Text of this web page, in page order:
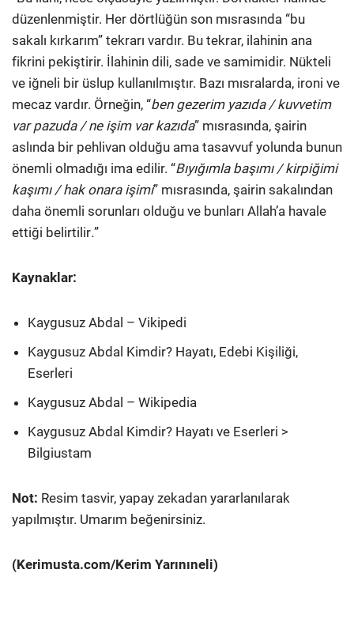
düzenlenmiştir. Her dörtlüğün son mısrasında “bu
sakalı kırkarım” tekrarı vardır. Bu tekrar, ilahinin ana
fikrini pekiştirir. İlahinin dili, sade ve samimidir. Nükteli
ve iğneli bir üslup kullanılmıştır. Bazı mısralarda, ironi ve
mecaz vardır. Örneğin, “ben gezerim yazıda / kuvvetim
var pazuda / ne işim var kazıda” mısrasında, şairin
aslında bir pehlivan olduğu ama tasavvuf yolunda bunun
önemli olmadığı ima edilir. “Bıyığımla başımı / kirpiğimi
kaşımı / hak onara işimi” mısrasında, şairin sakalından
daha önemli sorunları olduğu ve bunları Allah’a havale
ettiği belirtilir.”
Kaynaklar:
Kaygusuz Abdal – Vikipedi
Kaygusuz Abdal Kimdir? Hayatı, Edebi Kişiliği,
Eserleri
Kaygusuz Abdal – Wikipedia
Kaygusuz Abdal Kimdir? Hayatı ve Eserleri >
Bilgiustam
Not: Resim tasvir, yapay zekadan yararlanılarak
yapılmıştır. Umarım beğenirsiniz.
(Kerimusta.com/Kerim Yarınıneli)